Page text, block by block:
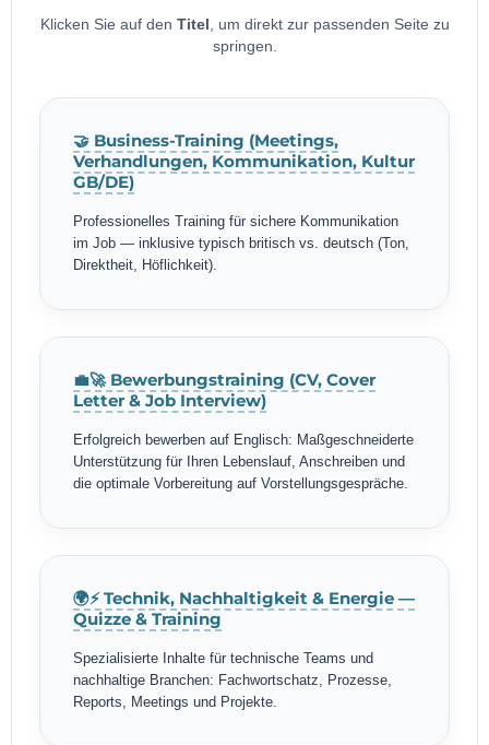
Klicken Sie auf den Titel , um direkt zur passenden Seite zu
springen.
🤝 Business-Training (Meetings,
Verhandlungen, Kommunikation, Kultur
GB/DE)
Professionelles Training für sichere Kommunikation
im Job — inklusive typisch britisch vs. deutsch (Ton,
Direktheit, Höflichkeit).
💼🚀 Bewerbungstraining (CV, Cover
Letter & Job Interview)
Erfolgreich bewerben auf Englisch: Maßgeschneiderte
Unterstützung für Ihren Lebenslauf, Anschreiben und
die optimale Vorbereitung auf Vorstellungsgespräche.
🌍⚡ Technik, Nachhaltigkeit & Energie —
Quizze & Training
Spezialisierte Inhalte für technische Teams und
nachhaltige Branchen: Fachwortschatz, Prozesse,
Reports, Meetings und Projekte.